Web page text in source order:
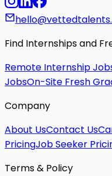
Find Internships and
Remote Internship
JobsOn-Site Fresh
Company
About UsContact Us
PricingJob Seeker
Terms & Policy